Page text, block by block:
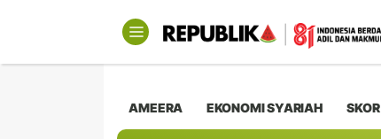
AMEERA EKONOMI SYARIAH SKOR